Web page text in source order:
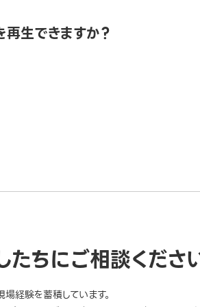
生できますか？
ちにご相談くださ
経験を蓄積しています。